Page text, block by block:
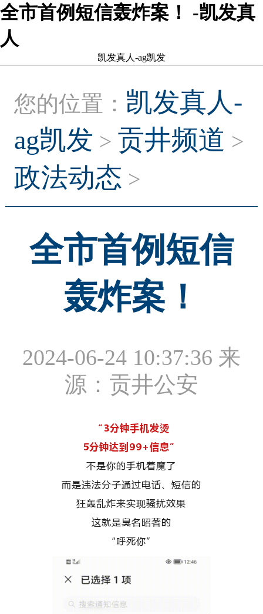
全市首例短信轰炸案！ -凯发真
人
凯发真人-ag凯发
您的位置： 凯发真人-
ag凯发 > 贡井频道 >
政法动态 >
全市首例短信
轰炸案！
2024-06-24 10:37:36 来
源：贡井公安